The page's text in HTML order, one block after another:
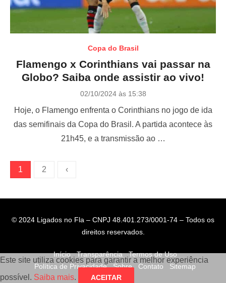
Copa do Brasil
Flamengo x Corinthians vai passar na
Globo? Saiba onde assistir ao vivo!
P
s
t
e
d
02/10/2024 às 15:38
Hoje, o Flamengo enfrenta o Corinthians no jogo de ida
das semifinais da Copa do Brasil. A partida acontece às
21h45, e a transmissão ao …
a
g
ç
ã
1 2 ‹
© 2024 Ligados no Fla – CNPJ 48.401.273/0001-74 – Todos os
direitos reservados.
Início Transparência
Termos de Uso
Política de Privacidade
Sobre Contato Sitemap
Este site utiliza cookies para garantir a melhor experiência
possível. Saiba mais. ACEITAR